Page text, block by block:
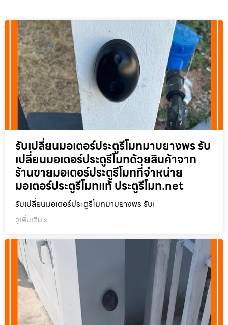
รับเปลี่ยนมอเตอร์ประตูรีโมทมาบยางพร รับ
เปลี่ยนมอเตอร์ประตูรีโมทด้วยสินค้าจาก
ร้านขายมอเตอร์ประตูรีโมทที่จำหน่าย
มอเตอร์ประตูรีโมทแท้ ประตูรีโมท.net
รับเปลี่ยนมอเตอร์ประตูรีโมทมาบยางพร รับเ
ดูเพิ่มเติม »